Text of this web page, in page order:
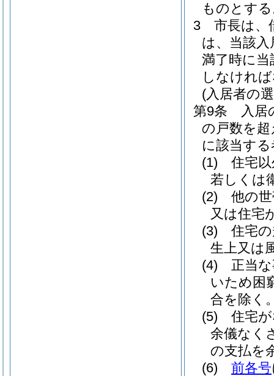
ものとす
3
市長は、
は、当該
満了時に
しなけれ
(入居者の
第9条
入居
の戸数を
に該当す
(1)
住宅
若しくは
(2)
他の
又は住宅
(3)
住宅
生上又は
(4)
正当
いため困
合を除く
(5)
住宅
余儀なく
の支払を
(6)
前各号